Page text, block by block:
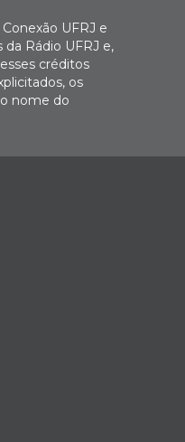
UFRJ e
Rádio UFRJ e,
créditos
os
nome do